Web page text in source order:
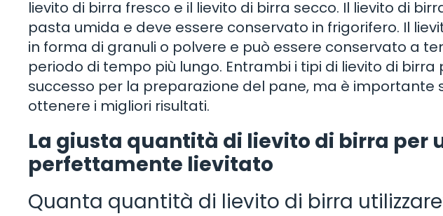
lievito di birra fresco e il lievito di birra secco. Il lievito di
pasta umida e deve essere conservato in frigorifero. Il
in forma di granuli o polvere e può essere conservato a
periodo di tempo più lungo. Entrambi i tipi di lievito di birra
successo per la preparazione del pane, ma è importante
ottenere i migliori risultati.
La giusta quantità di lievito di birra per
perfettamente lievitato
Quanta quantità di lievito di birra